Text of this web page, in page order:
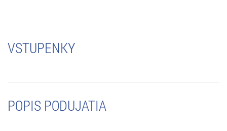
VSTUPENKY
POPIS PODUJATIA